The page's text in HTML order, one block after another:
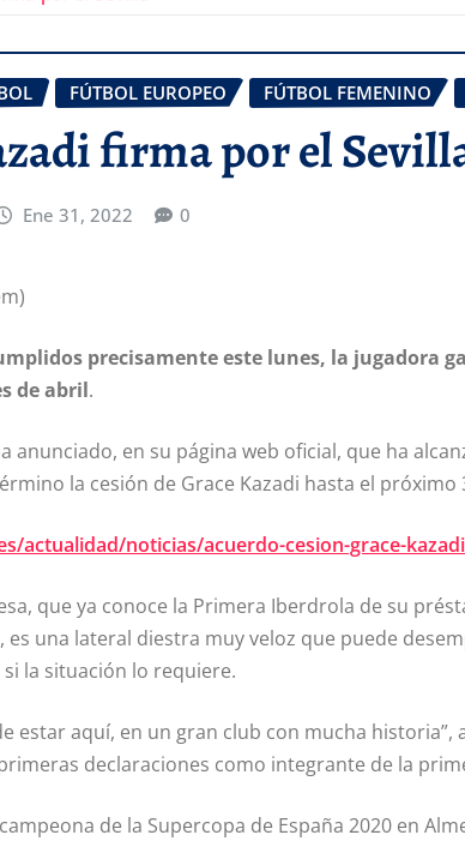
FÚTBOL EUROPEO FÚTBOL FEMENINO
firma por el
Ene 31, 2022 0
precisamente este lunes, la jugadora
de abril.
anunciado, en su página web oficial, que ha
la cesión de Grace Kazadi hasta el próximo
actualidad/noticias/acuerdo-cesion-grace-kazadi
que ya conoce la Primera Iberdrola de su
es una lateral diestra muy veloz que puede
la situación lo requiere.
estar aquí, en un gran club con mucha
declaraciones como integrante de la
de la Supercopa de España 2020 en